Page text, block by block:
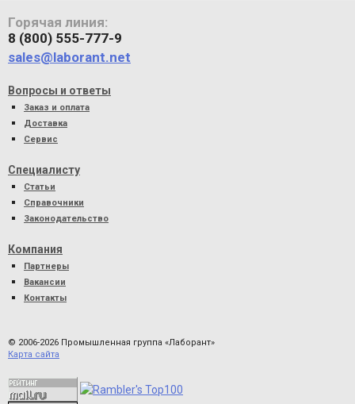
Горячая линия:
8 (800) 555-777-9
sales@laborant.net
Вопросы и ответы
Заказ и оплата
Доставка
Сервис
Специалисту
Статьи
Справочники
Законодательство
Компания
Партнеры
Вакансии
Контакты
© 2006-2026 Промышленная группа «Лаборант»
Карта сайта